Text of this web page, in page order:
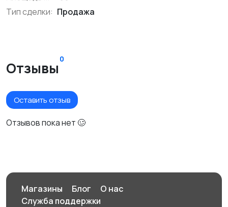
Тип сделки: Продажа
Отзывы
0
Оставить отзыв
Отзывов пока нет 🥴
Магазины Блог
О нас
Служба поддержки